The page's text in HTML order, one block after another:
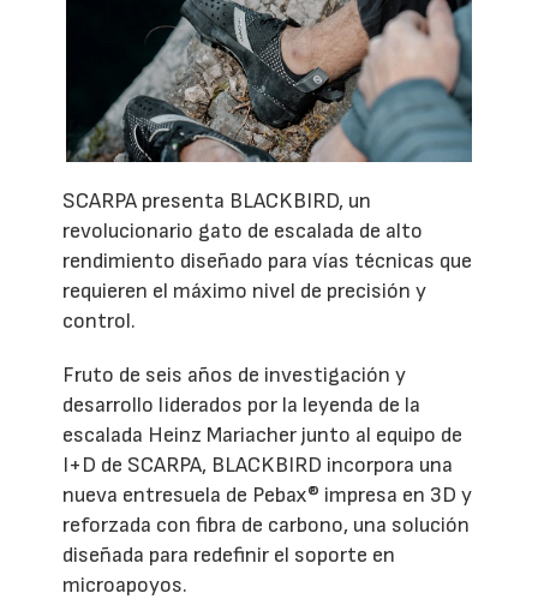
SCARPA presenta BLACKBIRD, un
revolucionario gato de escalada de alto
rendimiento diseñado para vías técnicas que
requieren el máximo nivel de precisión y
control.
Fruto de seis años de investigación y
desarrollo liderados por la leyenda de la
escalada Heinz Mariacher junto al equipo de
I+D de SCARPA, BLACKBIRD incorpora una
nueva entresuela de Pebax® impresa en 3D y
reforzada con fibra de carbono, una solución
diseñada para redefinir el soporte en
microapoyos.